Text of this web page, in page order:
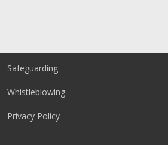
Safeguarding
Whistleblowing
Privacy Policy